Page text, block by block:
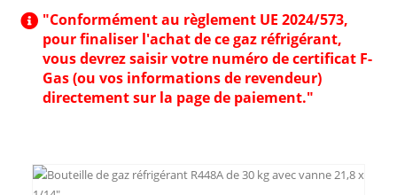
"Conformément au règlement UE 2024/573,
pour finaliser l'achat de ce gaz réfrigérant,
vous devrez saisir votre numéro de certificat F-
Gas (ou vos informations de revendeur)
directement sur la page de paiement."